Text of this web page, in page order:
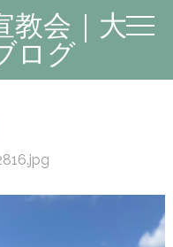
教会｜大
ログ